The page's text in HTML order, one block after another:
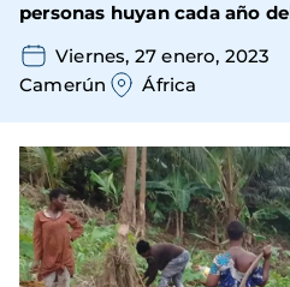
personas huyan cada año
Viernes, 27 enero, 2023
Camerún
África